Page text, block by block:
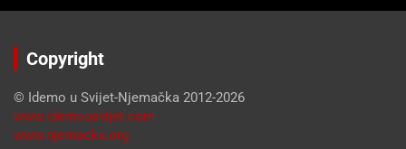
Copyright
© Idemo u Svijet-Njemačka 2012-2026
www.idemousvijet.com
www.njemacka.org